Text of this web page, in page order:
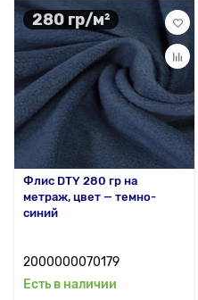
280 гр/м²
Флис DTY 280 гр на
метраж, цвет — темно-
синий
2000000070179
Есть в наличии